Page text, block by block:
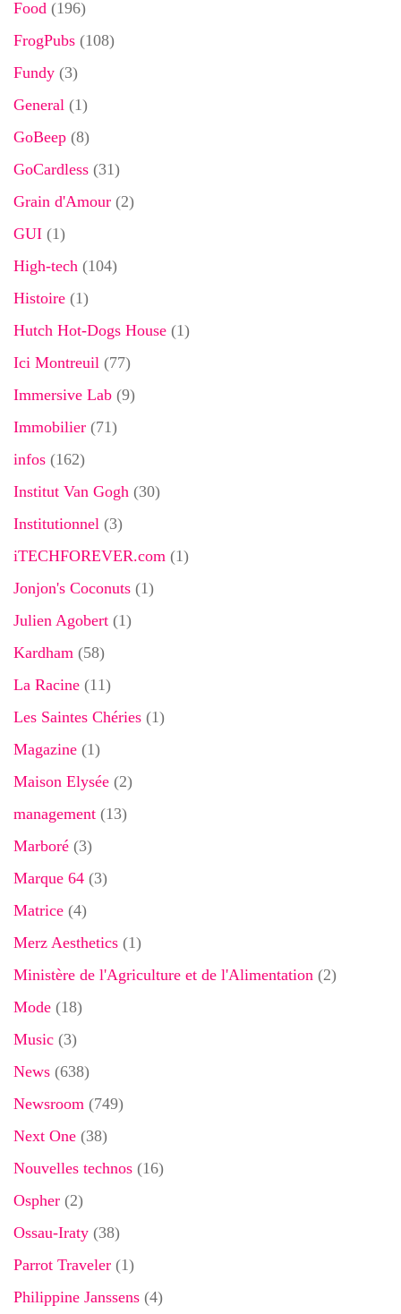
Food (196)
FrogPubs (108)
Fundy (3)
General (1)
GoBeep (8)
GoCardless (31)
Grain d'Amour (2)
GUI (1)
High-tech (104)
Histoire (1)
Hutch Hot-Dogs House (1)
Ici Montreuil (77)
Immersive Lab (9)
Immobilier (71)
infos (162)
Institut Van Gogh (30)
Institutionnel (3)
iTECHFOREVER.com (1)
Jonjon's Coconuts (1)
Julien Agobert (1)
Kardham (58)
La Racine (11)
Les Saintes Chéries (1)
Magazine (1)
Maison Elysée (2)
management (13)
Marboré (3)
Marque 64 (3)
Matrice (4)
Merz Aesthetics (1)
Ministère de l'Agriculture et de l'Alimentation (2)
Mode (18)
Music (3)
News (638)
Newsroom (749)
Next One (38)
Nouvelles technos (16)
Ospher (2)
Ossau-Iraty (38)
Parrot Traveler (1)
Philippine Janssens (4)